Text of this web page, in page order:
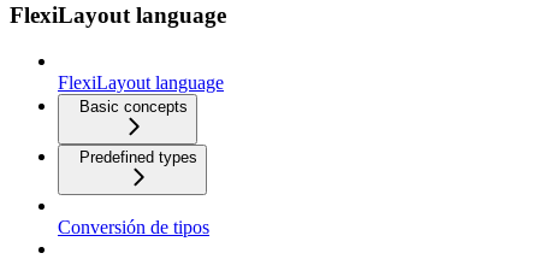
FlexiLayout language
FlexiLayout language
Basic concepts
Predefined types
Conversión de tipos